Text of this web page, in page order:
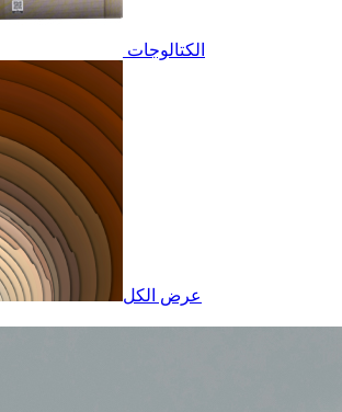
الكتالوجات
عرض الكل